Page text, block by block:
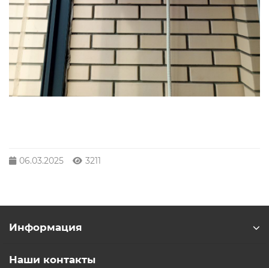
06.03.2025 3211
Информация
Наши контакты